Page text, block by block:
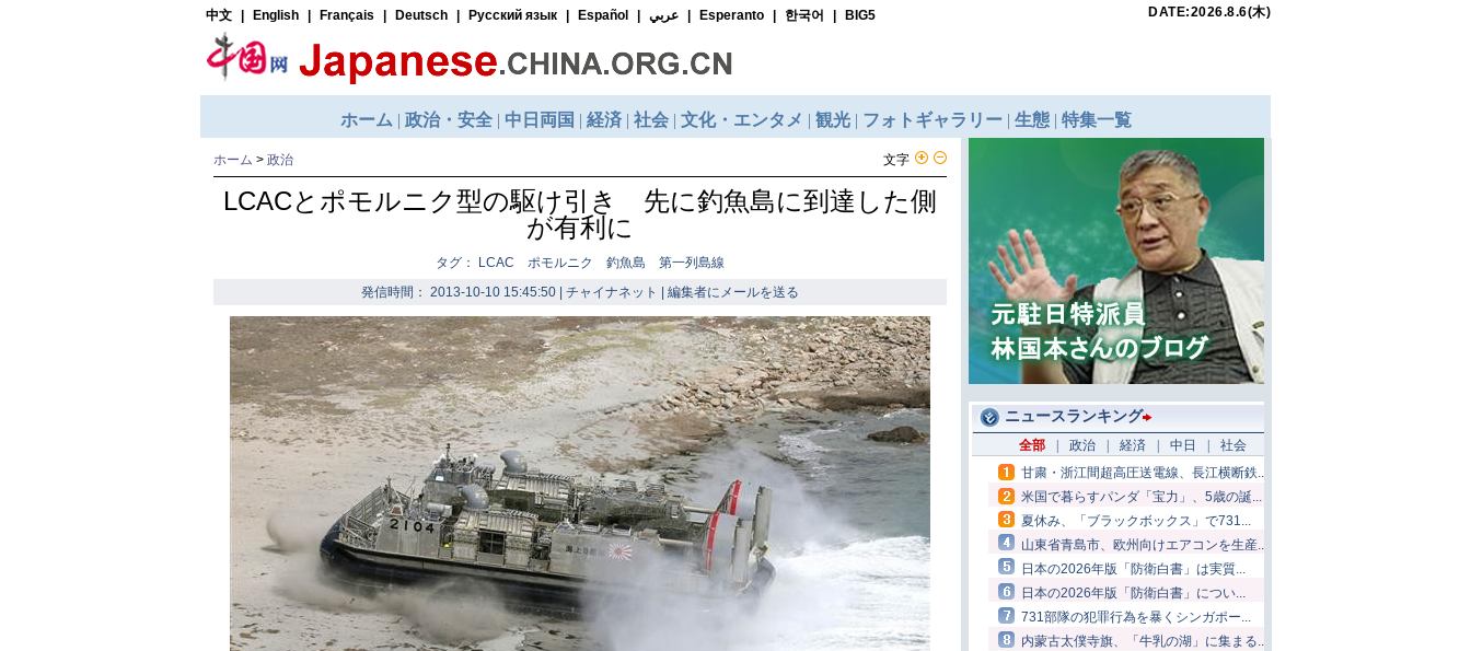
文字
ホーム > 政治
LCACとポモルニク型の駆け引き 先に釣魚島に到達した側
が有利に
タグ： LCAC ポモルニク 釣魚島 第一列島線
発信時間： 2013-10-10 15:45:50 | チャイナネット | 編集者にメールを送る